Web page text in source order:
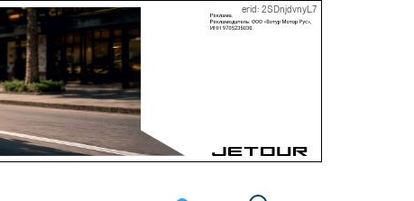
erid: 2SDnjdvnyL7